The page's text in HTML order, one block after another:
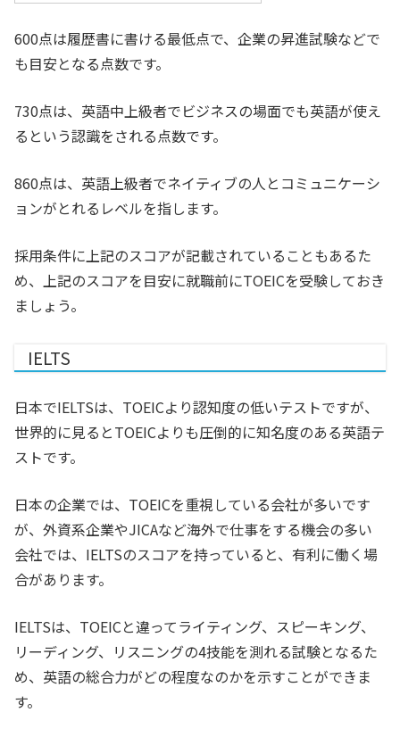
600点は履歴書に書ける最低点で、企業の昇進試験などで
も目安となる点数です。
730点は、英語中上級者でビジネスの場面でも英語が使え
るという認識をされる点数です。
860点は、英語上級者でネイティブの人とコミュニケーシ
ョンがとれるレベルを指します。
採用条件に上記のスコアが記載されていることもあるた
め、上記のスコアを目安に就職前にTOEICを受験しておき
ましょう。
IELTS
日本でIELTSは、TOEICより認知度の低いテストですが、
世界的に見るとTOEICよりも圧倒的に知名度のある英語テ
ストです。
日本の企業では、TOEICを重視している会社が多いです
が、外資系企業やJICAなど海外で仕事をする機会の多い
会社では、IELTSのスコアを持っていると、有利に働く場
合があります。
IELTSは、TOEICと違ってライティング、スピーキング、
リーディング、リスニングの4技能を測れる試験となるた
め、英語の総合力がどの程度なのかを示すことができま
す。